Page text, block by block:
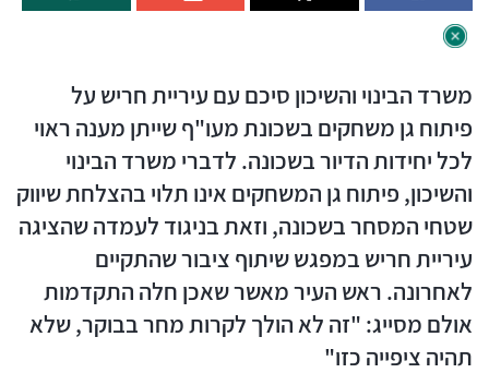
משרד הבינוי והשיכון סיכם עם עיריית חריש על
פיתוח גן משחקים בשכונת מעו"ף שייתן מענה ראוי
לכל יחידות הדיור בשכונה. לדברי משרד הבינוי
והשיכון, פיתוח גן המשחקים אינו תלוי בהצלחת שיווק
שטחי המסחר בשכונה, וזאת בניגוד לעמדה שהציגה
עיריית חריש במפגש שיתוף ציבור שהתקיים
לאחרונה. ראש העיר מאשר שאכן חלה התקדמות
אולם מסייג: "זה לא הולך לקרות מחר בבוקר, שלא
תהיה ציפייה כזו"